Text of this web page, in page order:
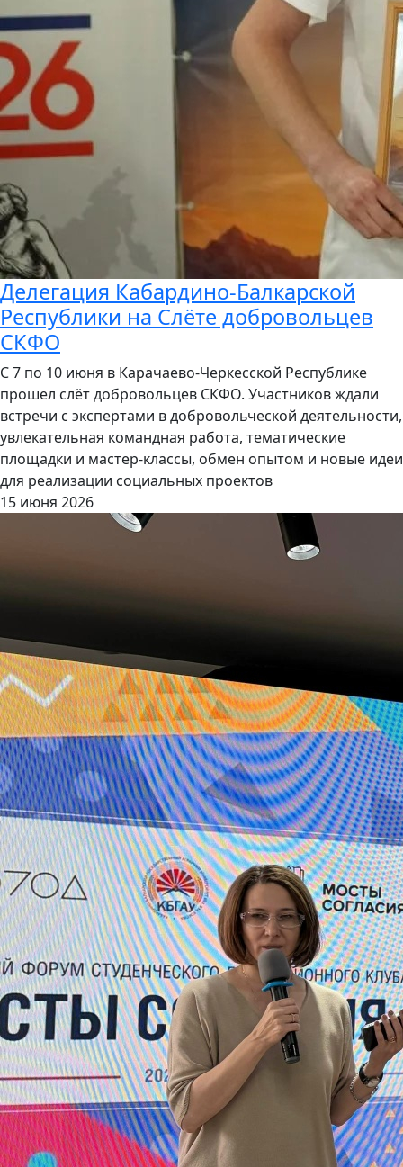
Делегация Кабардино-Балкарской
Республики на Слёте добровольцев
СКФО
С 7 по 10 июня в Карачаево-Черкесской Республике
прошел слёт добровольцев СКФО. Участников ждали
встречи с экспертами в добровольческой деятельности,
увлекательная командная работа, тематические
площадки и мастер-классы, обмен опытом и новые идеи
для реализации социальных проектов
15 июня 2026